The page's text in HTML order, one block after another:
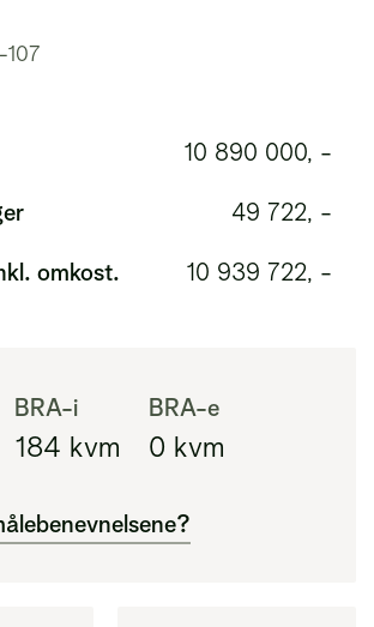
107
10 890 000, -
49 722, -
omkost. 10 939 722, -
BRA-i
184 kvm
BRA-e
0 kvm